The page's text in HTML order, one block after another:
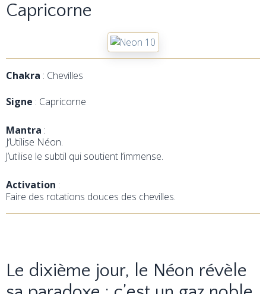
Capricorne
Chakra : Chevilles
Signe : Capricorne
Mantra :
J’Utilise Néon.
J’utilise le subtil qui soutient l’immense.
Activation :
Faire des rotations douces des chevilles.
Le dixième jour, le Néon révèle